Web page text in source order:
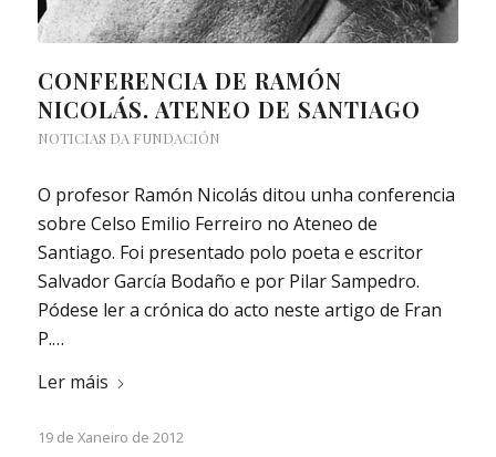
CONFERENCIA DE RAMÓN
NICOLÁS. ATENEO DE SANTIAGO
NOTICIAS DA FUNDACIÓN
O profesor Ramón Nicolás ditou unha conferencia
sobre Celso Emilio Ferreiro no Ateneo de
Santiago. Foi presentado polo poeta e escritor
Salvador García Bodaño e por Pilar Sampedro.
Pódese ler a crónica do acto neste artigo de Fran
P.…
Ler máis
19 de Xaneiro de 2012